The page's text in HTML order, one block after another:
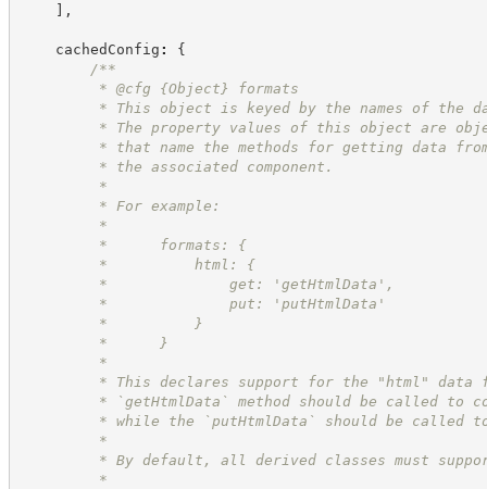
] ,
cachedConfig :
{
/**
* @cfg {Object}
formats
* This object is keyed by the names of the
* The property values of this object are
* that name the methods for getting data from
* the associated component.
*
* For example:
*
*      formats: {
*          html: {
*              get: 'getHtmlData',
*              put: 'putHtmlData'
*          }
*      }
*
* This declares support for the "html" data
* `getHtmlData` method should be called to copy
* while the `putHtmlData` should be called to
*
* By default, all derived classes must
*